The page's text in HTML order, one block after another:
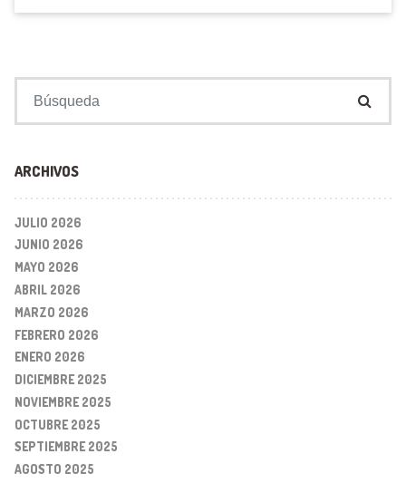
ARCHIVOS
JULIO 2026
JUNIO 2026
MAYO 2026
ABRIL 2026
MARZO 2026
FEBRERO 2026
ENERO 2026
DICIEMBRE 2025
NOVIEMBRE 2025
OCTUBRE 2025
SEPTIEMBRE 2025
AGOSTO 2025